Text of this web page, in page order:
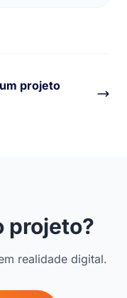
projeto
projeto?
realidade digital.